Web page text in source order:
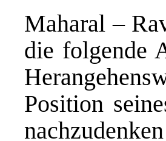
Maharal –
die folgende
Position